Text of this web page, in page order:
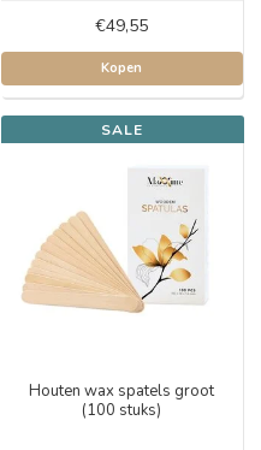
€49,55
Kopen
SALE
Houten wax spatels groot
(100 stuks)